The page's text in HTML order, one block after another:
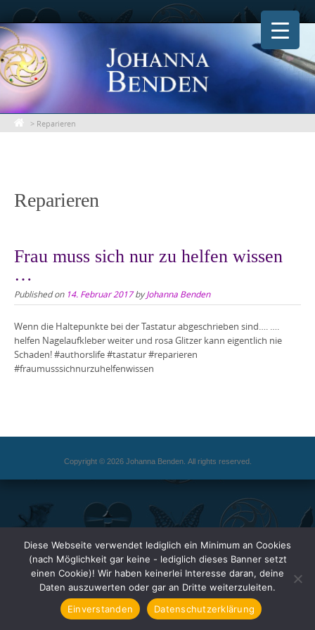
Skip
to
content
> Reparieren
Reparieren
Frau muss sich nur zu helfen wissen
…
Published on 14. Februar 2017byJohanna Benden
Wenn die Haltepunkte bei der Tastatur abgeschrieben sind…. ….
helfen Nagelaufkleber weiter und rosa Glitzer kann eigentlich nie
Schaden! #authorslife #tastatur #reparieren
#fraumusssichnurzuhelfenwissen
Copyright © 2026 Johanna Benden. All rights reserved.
Diese Webseite verwendet lediglich ein Minimum an Cookies
(nach Möglichkeit gar keine - lediglich dieses Banner setzt
einen Cookie)! Wir haben keinerlei Interesse daran, deine
Daten auszuwerten oder gar an Dritte weiterzuleiten.
Einverstanden
Datenschutzerklärung